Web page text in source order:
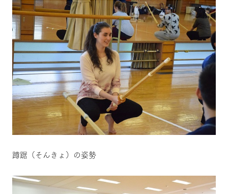
蹲踞（そんきょ）の姿勢